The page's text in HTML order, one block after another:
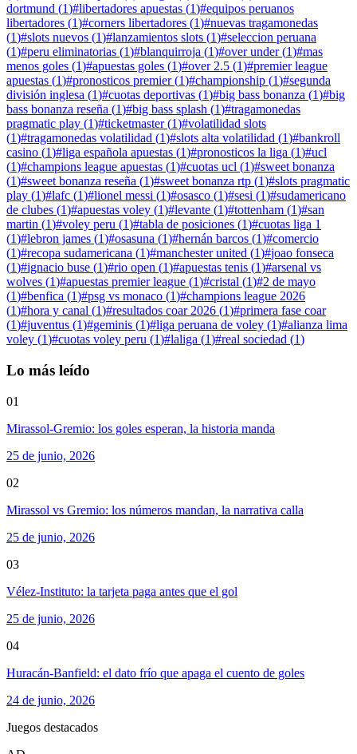
dortmund (1)#libertadores apuestas (1)#equipos peruanos
libertadores (1)#corners libertadores (1)#nuevas tragamonedas
(1)#slots nuevos (1)#lanzamientos slots (1)#seleccion peruana
(1)#peru eliminatorias (1)#blanquirroja (1)#over under(1)#mas
menos goles (1)#apuestas goles (1)#over 2.5 (1)#premier league
apuestas (1)#pronosticos premier(1)#championship (1)#segunda
división inglesa (1)#cuotas deportivas (1)#big bass bonanza (1)#big
bass bonanza reseña (1)#big bass splash (1)#tragamonedas
pragmatic play (1)#ticketmaster(1)#volatilidad slots
(1)#tragamonedas volatilidad (1)#slots alta volatilidad (1)#bankroll
casino (1)#liga española apuestas (1)#pronosticos la liga (1)#ucl
(1)#champions league apuestas (1)#cuotas ucl (1)#sweet bonanza
(1)#sweet bonanza reseña (1)#sweet bonanza rtp (1)#slots pragmatic
play (1)#lafc (1)#lionel messi (1)#osasco (1)#sesi (1)#sudamericano
de clubes (1)#apuestas voley (1)#levante (1)#tottenham (1)#san
martin (1)#voley peru (1)#tabla de posiciones (1)#cuotas liga 1
(1)#lebron james (1)#osasuna (1)#hernán barcos (1)#comercio
(1)#recopa sudamericana (1)#manchester united (1)#joao fonseca
(1)#ignacio buse (1)#rio open (1)#apuestas tenis (1)#arsenal vs
wolves (1)#apuestas premier league (1)#cristal (1)#2 de mayo
(1)#benfica (1)#psg vs monaco (1)#champions league 2026
(1)#hora y canal (1)#resultados coar 2026 (1)#primera fase coar
(1)#juventus (1)#geminis (1)#liga peruana de voley (1)#alianza lima
voley (1)#cuotas voley peru (1)#laliga (1)#real sociedad (1)
Lo más leído
01
Mirassol-Gremio: los goles esperan, la historia manda
25 de junio, 2026
02
Mirassol vs Gremio: los números mandan, la narrativa calla
25 de junio, 2026
03
Vélez-Instituto: la tarjeta paga antes que el gol
25 de junio, 2026
04
Huracán-Banfield: el dato frío que apaga el cuento de goles
24 de junio, 2026
Juegos destacados